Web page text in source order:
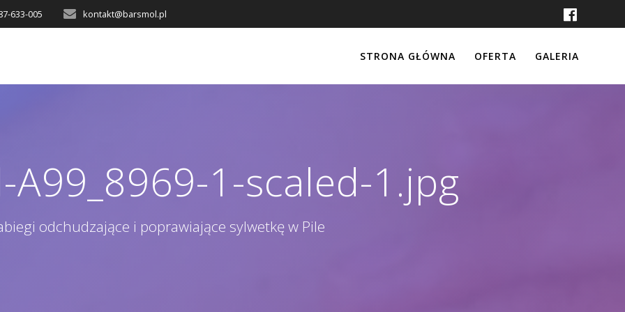
633-005 kontakt@barsmol.pl
STRONA GŁÓWNA OFERTA GALERIA
1-scaled-1.jpg
odchudzające i poprawiające sylwetkę w Pile